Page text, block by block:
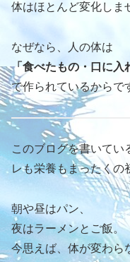
体はほとんど変化しま
なぜなら、人の体は
「食べたもの・口に入
で作られているからで
このブログを書いてい
レも栄養もまったくの
朝や昼はパン、
夜はラーメンとご飯。
今思えば、体が変わら